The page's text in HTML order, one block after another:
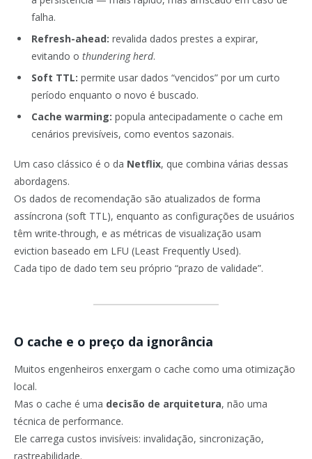
falha.
Refresh-ahead: revalida dados prestes a expirar,
evitando o thundering herd.
Soft TTL: permite usar dados “vencidos” por um curto
período enquanto o novo é buscado.
Cache warming: popula antecipadamente o cache em
cenários previsíveis, como eventos sazonais.
Um caso clássico é o da Netflix, que combina várias dessas
abordagens.
Os dados de recomendação são atualizados de forma
assíncrona (soft TTL), enquanto as configurações de usuários
têm write-through, e as métricas de visualização usam
eviction baseado em LFU (Least Frequently Used).
Cada tipo de dado tem seu próprio “prazo de validade”.
O cache e o preço da ignorância
Muitos engenheiros enxergam o cache como uma otimização
local.
Mas o cache é uma decisão de arquitetura, não uma
técnica de performance.
Ele carrega custos invisíveis: invalidação, sincronização,
rastreabilidade.